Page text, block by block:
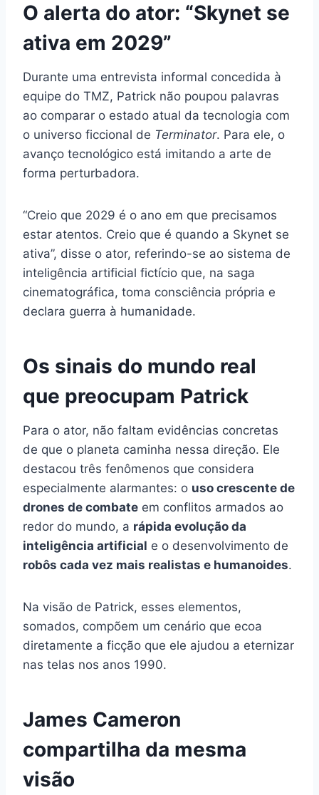
O alerta do ator: “Skynet se
ativa em 2029”
Durante uma entrevista informal concedida à
equipe do TMZ, Patrick não poupou palavras
ao comparar o estado atual da tecnologia com
o universo ficcional de Terminator. Para ele, o
avanço tecnológico está imitando a arte de
forma perturbadora.
“Creio que 2029 é o ano em que precisamos
estar atentos. Creio que é quando a Skynet se
ativa”, disse o ator, referindo-se ao sistema de
inteligência artificial fictício que, na saga
cinematográfica, toma consciência própria e
declara guerra à humanidade.
Os sinais do mundo real
que preocupam Patrick
Para o ator, não faltam evidências concretas
de que o planeta caminha nessa direção. Ele
destacou três fenômenos que considera
especialmente alarmantes: o uso crescente de
drones de combate em conflitos armados ao
redor do mundo, a rápida evolução da
inteligência artificial e o desenvolvimento de
robôs cada vez mais realistas e humanoides.
Na visão de Patrick, esses elementos,
somados, compõem um cenário que ecoa
diretamente a ficção que ele ajudou a eternizar
nas telas nos anos 1990.
James Cameron
compartilha da mesma
visão